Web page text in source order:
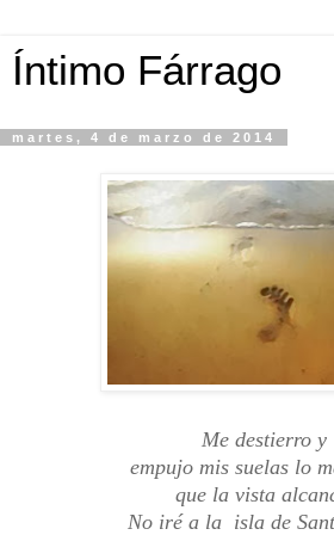
Íntimo Fárrago
martes, 4 de marzo de 2014
Me destierro y
empujo mis suelas lo
que la vista
No iré a la isla de